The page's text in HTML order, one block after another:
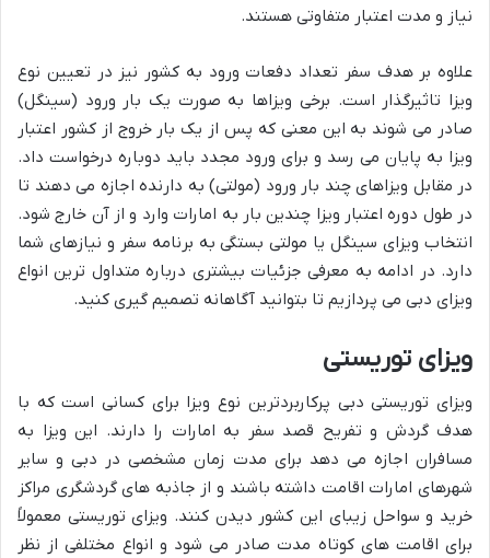
نیاز و مدت اعتبار متفاوتی هستند.
علاوه بر هدف سفر تعداد دفعات ورود به کشور نیز در تعیین نوع
ویزا تاثیرگذار است. برخی ویزاها به صورت یک بار ورود (سینگل)
صادر می شوند به این معنی که پس از یک بار خروج از کشور اعتبار
ویزا به پایان می رسد و برای ورود مجدد باید دوباره درخواست داد.
در مقابل ویزاهای چند بار ورود (مولتی) به دارنده اجازه می دهند تا
در طول دوره اعتبار ویزا چندین بار به امارات وارد و از آن خارج شود.
انتخاب ویزای سینگل یا مولتی بستگی به برنامه سفر و نیازهای شما
دارد. در ادامه به معرفی جزئیات بیشتری درباره متداول ترین انواع
ویزای دبی می پردازیم تا بتوانید آگاهانه تصمیم گیری کنید.
ویزای توریستی
ویزای توریستی دبی پرکاربردترین نوع ویزا برای کسانی است که با
هدف گردش و تفریح قصد سفر به امارات را دارند. این ویزا به
مسافران اجازه می دهد برای مدت زمان مشخصی در دبی و سایر
شهرهای امارات اقامت داشته باشند و از جاذبه های گردشگری مراکز
خرید و سواحل زیبای این کشور دیدن کنند. ویزای توریستی معمولاً
برای اقامت های کوتاه مدت صادر می شود و انواع مختلفی از نظر